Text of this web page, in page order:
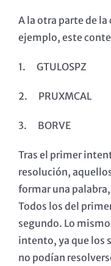
A la otra parte de la
ejemplo, este
1. GTULOSPZ
2. PRUXMCAL
3. BORVE
Tras el primer
resolución,
formar una
Todos los del
segundo. Lo
intento, ya que los
no podían